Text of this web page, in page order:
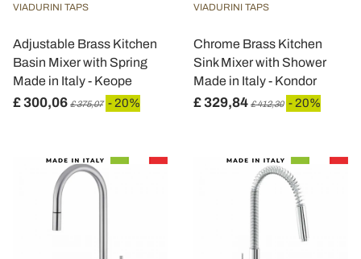
VIADURINI TAPS
Adjustable Brass Kitchen
Basin Mixer with Spring
Made in Italy - Keope
£ 300,06 £ 375,07 - 20%
VIADURINI TAPS
Chrome Brass Kitchen
Sink Mixer with Shower
Made in Italy - Kondor
£ 329,84 £ 412,30 - 20%